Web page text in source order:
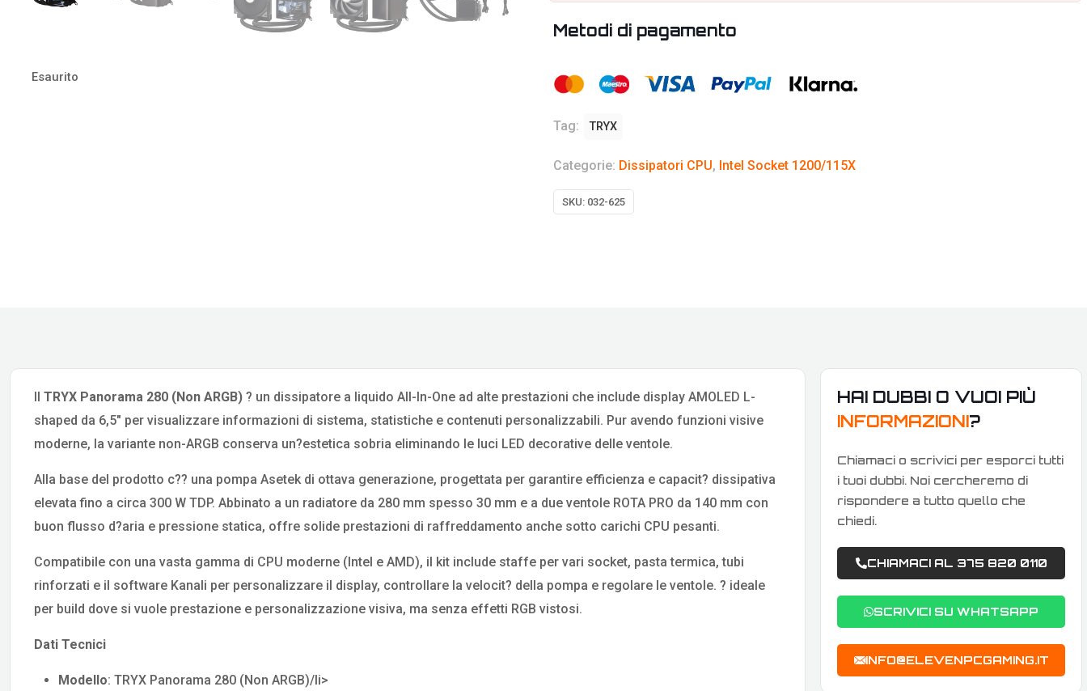
Esaurito
Metodi di pagamento
Tag: TRYX
Categorie: Dissipatori CPU, Intel Socket 1200/115X
SKU: 032-625
IlTRYX Panorama 280 (Non ARGB) ? un dissipatore a liquido All-In-One ad alte prestazioni che include display AMOLED L-
shaped da 6,5″ per visualizzare informazioni di sistema, statistiche e contenuti personalizzabili. Pur avendo funzioni visive
moderne, la variante non-ARGB conserva un?estetica sobria eliminando le luci LED decorative delle ventole.
Alla base del prodotto c?? una pompa Asetek di ottava generazione, progettata per garantire efficienza e capacit? dissipativa
elevata fino a circa 300 W TDP. Abbinato a un radiatore da 280 mm spesso 30 mm e a due ventole ROTA PRO da 140 mm con
buon flusso d?aria e pressione statica, offre solide prestazioni di raffreddamento anche sotto carichi CPU pesanti.
Compatibile con una vasta gamma di CPU moderne (Intel e AMD), il kit include staffe per vari socket, pasta termica, tubi
rinforzati e il software Kanali per personalizzare il display, controllare la velocit? della pompa e regolare le ventole. ? ideale
per build dove si vuole prestazione e personalizzazione visiva, ma senza effetti RGB vistosi.
Dati Tecnici
Modello: TRYX Panorama 280 (Non ARGB)/li>
HAI DUBBI O VUOI PIÙ
INFORMAZIONI?
Chiamaci o scrivici per esporci tutti
i tuoi dubbi. Noi cercheremo di
rispondere a tutto quello che
chiedi.
CHIAMACI AL 375 820 0110
SCRIVICI SU WHATSAPP
INFO@ELEVENPCGAMING.IT